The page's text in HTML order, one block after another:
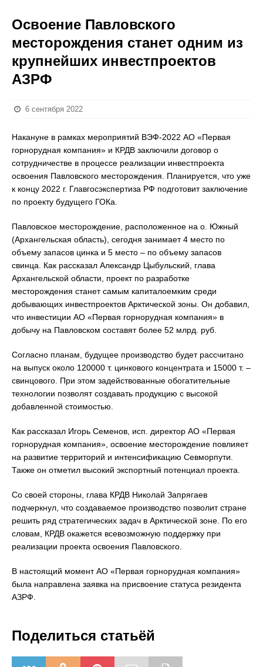
Освоение Павловского
месторождения станет одним из
крупнейших инвестпроектов
АЗРФ
6 сентября 2022
Накануне в рамках мероприятий ВЭФ-2022 АО «Первая
горнорудная компания» и КРДВ заключили договор о
сотрудничестве в процессе реализации инвестпроекта
освоения Павловского месторождения. Планируется, что уже
к концу 2022 г. Главгосэкспертиза РФ подготовит заключение
по проекту будущего ГОКа.
Павловское месторождение, расположенное на о. Южный
(Архангельская область), сегодня занимает 4 место по
объему запасов цинка и 5 место – по объему запасов
свинца. Как рассказал Александр Цыбульский, глава
Архангельской области, проект по разработке
месторождения станет самым капиталоемким среди
добывающих инвестпроектов Арктической зоны. Он добавил,
что инвестиции АО «Первая горнорудная компания» в
добычу на Павловском составят более 52 млрд. руб.
Согласно планам, будущее производство будет рассчитано
на выпуск около 120000 т. цинкового концентрата и 15000 т. –
свинцового. При этом задействованные обогатительные
технологии позволят создавать продукцию с высокой
добавленной стоимостью.
Как рассказал Игорь Семенов, исп. директор АО «Первая
горнорудная компания», освоение месторождение повлияет
на развитие территорий и интенсификацию Севморпути.
Также он отметил высокий экспортный потенциал проекта.
Со своей стороны, глава КРДВ Николай Запрягаев
подчеркнул, что создаваемое производство позволит стране
решить ряд стратегических задач в Арктической зоне. По его
словам, КРДВ окажется всевозможную поддержку при
реализации проекта освоения Павловского.
В настоящий момент АО «Первая горнорудная компания»
была направлена заявка на присвоение статуса резидента
АЗРФ.
Поделиться статьёй